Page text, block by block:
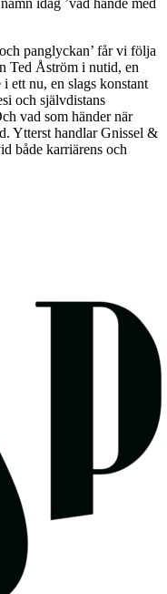
panglyckan’ får vi följa
Ted Åström i nutid, en
ett nu, en slags konstant
och självdistans
vad som händer när
Ytterst handlar Gnissel &
både karriärens och